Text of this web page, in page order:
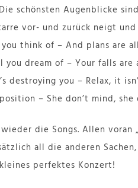
schönsten Augenblicke
vor- und zurück neigt
think of – And plans are
you dream of – Your falls are
destroying you – Relax, it
– She don’t mind, she
die Songs. Allen voran
all die anderen
perfektes Konzert!